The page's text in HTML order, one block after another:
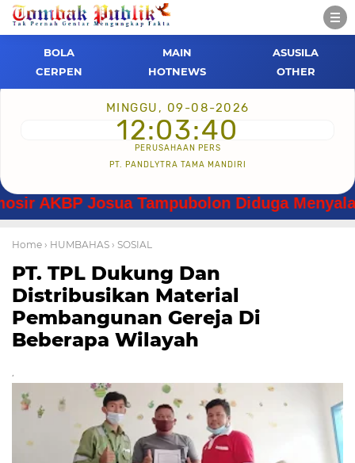
BOLA MAIN
ASUSILA
CERPEN
HOTNEWS OTHER
MINGGU, 09-08-2026
12:03:41
PERUSAHAAN PERS
PT. PANDLYTRA TAMA MANDIRI
Josua Tampubolon Diduga
Home › HUMBAHAS › SOSIAL
PT. TPL Dukung Dan
Distribusikan Material
Pembangunan Gereja Di
Beberapa Wilayah